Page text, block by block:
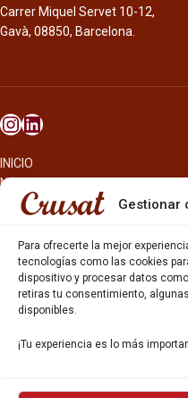
Gestionar
Para ofrecerte la mejor
tecnologías como las cookies
dispositivo y procesar datos
retiras tu consentimiento,
disponibles.
¡Tu experiencia es lo más
Carrer Miquel Servet 10-12,
Gavà, 08850, Barcelona.
INICIO
NOSOTROS
CERVEZAS
OTROS PRODUCTOS
REPARTO EN BARCELONA
HOSTELERÍA Y PEQUEÑA
CARTAS DE CERVEZAS Y VINO
CATAS Y FORMACIONES
SERVICIO TÉCNICO